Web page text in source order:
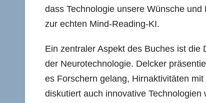
dass Technologie unsere Wünsche
zur echten Mind-Reading-KI.
Ein zentraler Aspekt des Buches ist
der Neurotechnologie. Delcker
es Forschern gelang, Hirnaktivitäten
diskutiert auch innovative